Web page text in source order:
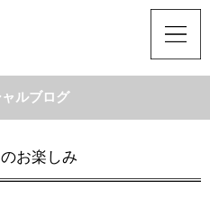
ルブログ
お楽しみ